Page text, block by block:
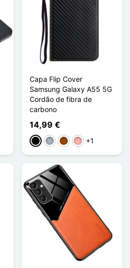
Capa Flip Cover
Samsung Galaxy A55 5G
Cordão de fibra de
carbono
14,99 €
PretoCinzentoCastanho
Ouro rosa
+1